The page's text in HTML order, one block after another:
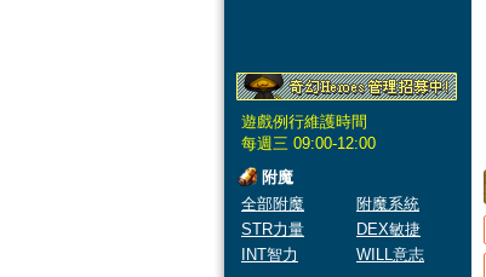
遊戲例行維護時間
每週三 09:00-12:00
附魔
全部附魔
附魔系統
STR力量
DEX敏捷
INT智力
WILL意志